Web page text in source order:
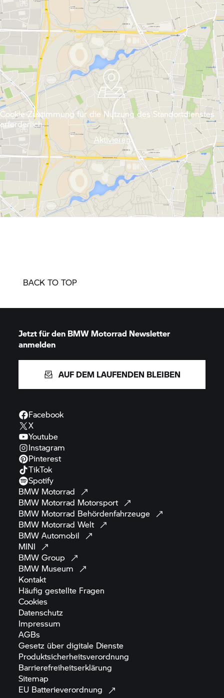
Cookie-Zustimmung für die Nutzung des Standortdienstes
erforderlich.
Aktivieren
BACK TO TOP
Jetzt für den BMW Motorrad Newsletter
anmelden
AUF DEM LAUFENDEN BLEIBEN
Facebook
X
Youtube
Instagram
Pinterest
TikTok
Spotify
BMW Motorrad
BMW Motorrad Motorsport
BMW Motorrad Behördenfahrzeuge
BMW Motorrad Welt
BMWAutomobil
MINI
BMWGroup
BMW Museum
Kontakt
Häufig gestellte Fragen
Cookies
Datenschutz
Impressum
AGBs
Gesetz über digitale Dienste
Produktsicherheitsverordnung
Barrierefreiheitserklärung
Sitemap
EU Batterieverordnung